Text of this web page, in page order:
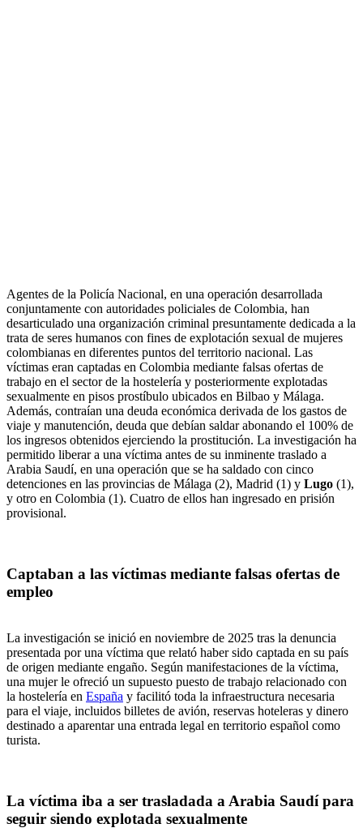
Agentes de la Policía Nacional, en una operación desarrollada
conjuntamente con autoridades policiales de Colombia, han
desarticulado una organización criminal presuntamente dedicada a la
trata de seres humanos con fines de explotación sexual de mujeres
colombianas en diferentes puntos del territorio nacional. Las
víctimas eran captadas en Colombia mediante falsas ofertas de
trabajo en el sector de la hostelería y posteriormente explotadas
sexualmente en pisos prostíbulo ubicados en Bilbao y Málaga.
Además, contraían una deuda económica derivada de los gastos de
viaje y manutención, deuda que debían saldar abonando el 100% de
los ingresos obtenidos ejerciendo la prostitución. La investigación ha
permitido liberar a una víctima antes de su inminente traslado a
Arabia Saudí, en una operación que se ha saldado con cinco
detenciones en las provincias de Málaga (2), Madrid (1) y Lugo (1),
y otro en Colombia (1). Cuatro de ellos han ingresado en prisión
provisional.
Captaban a las víctimas mediante falsas ofertas de
empleo
La investigación se inició en noviembre de 2025 tras la denuncia
presentada por una víctima que relató haber sido captada en su país
de origen mediante engaño. Según manifestaciones de la víctima,
una mujer le ofreció un supuesto puesto de trabajo relacionado con
la hostelería en España y facilitó toda la infraestructura necesaria
para el viaje, incluidos billetes de avión, reservas hoteleras y dinero
destinado a aparentar una entrada legal en territorio español como
turista.
La víctima iba a ser trasladada a Arabia Saudí para
seguir siendo explotada sexualmente